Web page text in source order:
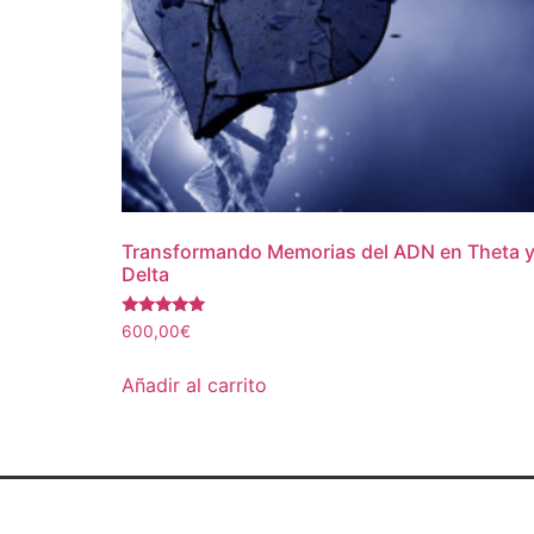
Transformando Memorias del ADN en Theta y
Delta
Valorado
con
600,00€
Añadir al carrito